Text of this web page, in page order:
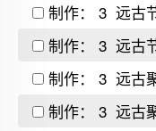
制作：
3 远古
制作：
3 远古
制作：
3 远古
制作：
3 远古